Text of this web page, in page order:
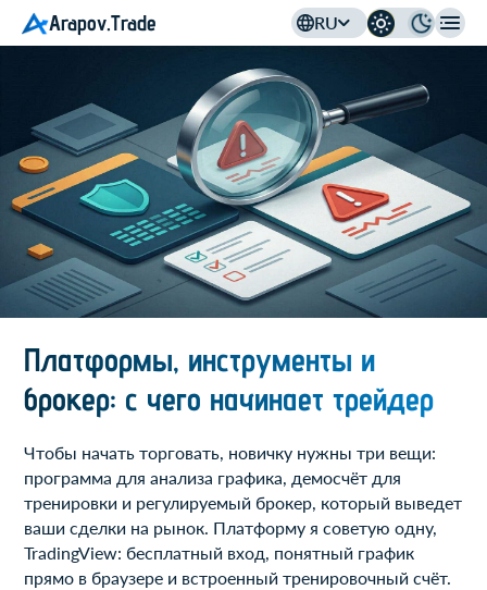
Arapov.Trade RU
Платформы, инструменты и
брокер: с чего начинает трейдер
Чтобы начать торговать, новичку нужны три вещи:
программа для анализа графика, демосчёт для
тренировки и регулируемый брокер, который выведет
ваши сделки на рынок. Платформу я советую одну,
TradingView: бесплатный вход, понятный график
прямо в браузере и встроенный тренировочный счёт.